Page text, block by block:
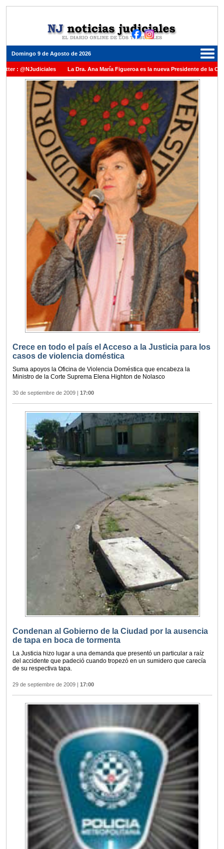
Domingo 9 de Agosto de 2026
La Dra. Ana María Figueroa es la nueva Presidente de la Cámara
al Dr. Raul Zaffaroni en reconocimiento por su paso por el Alto Tribunal de
en la Corte Suprema de Justicia de la Nación La denuncia por presunto
Crece en todo el país el Acceso a la Justicia para los
casos de violencia doméstica
Suma apoyos la Oficina de Violencia Doméstica que encabeza la
Ministro de la Corte Suprema Elena Highton de Nolasco
30 de septiembre de 2009 | 17:00
Condenan al Gobierno de la Ciudad por la ausencia
de tapa en boca de tormenta
La Justicia hizo lugar a una demanda que presentó un particular a raíz
del accidente que padeció cuando tropezó en un sumidero que carecía
de su respectiva tapa.
29 de septiembre de 2009 17:00